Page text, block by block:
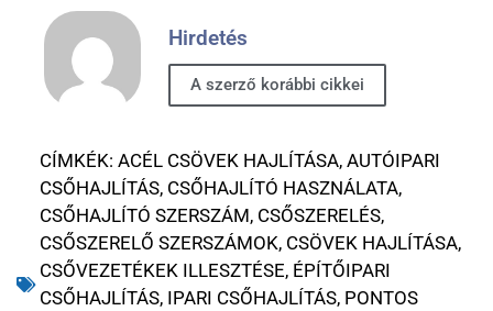
Hirdetés
A szerző korábbi cikkei
CÍMKÉK: ACÉL CSÖVEK HAJLÍTÁSA, AUTÓIPARI
CSŐHAJLÍTÁS, CSŐHAJLÍTÓ HASZNÁLATA,
CSŐHAJLÍTÓ SZERSZÁM, CSŐSZERELÉS,
CSŐSZERELŐ SZERSZÁMOK, CSÖVEK HAJLÍTÁSA,
CSŐVEZETÉKEK ILLESZTÉSE, ÉPÍTŐIPARI
CSŐHAJLÍTÁS, IPARI CSŐHAJLÍTÁS, PONTOS